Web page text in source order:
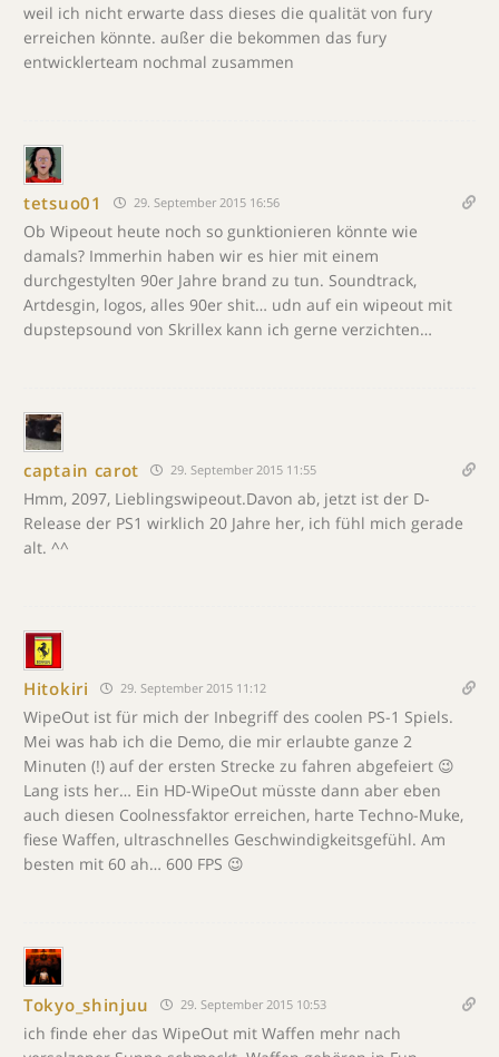
weil ich nicht erwarte dass dieses die qualität von fury
erreichen könnte. außer die bekommen das fury
entwicklerteam nochmal zusammen
tetsuo01 29. September 2015 16:56
Ob Wipeout heute noch so gunktionieren könnte wie
damals? Immerhin haben wir es hier mit einem
durchgestylten 90er Jahre brand zu tun. Soundtrack,
Artdesgin, logos, alles 90er shit… udn auf ein wipeout mit
dupstepsound von Skrillex kann ich gerne verzichten…
captain carot 29. September 2015 11:55
Hmm, 2097, Lieblingswipeout.Davon ab, jetzt ist der D-
Release der PS1 wirklich 20 Jahre her, ich fühl mich gerade
alt. ^^
Hitokiri 29. September 2015 11:12
WipeOut ist für mich der Inbegriff des coolen PS-1 Spiels.
Mei was hab ich die Demo, die mir erlaubte ganze 2
Minuten (!) auf der ersten Strecke zu fahren abgefeiert 😉
Lang ists her… Ein HD-WipeOut müsste dann aber eben
auch diesen Coolnessfaktor erreichen, harte Techno-Muke,
fiese Waffen, ultraschnelles Geschwindigkeitsgefühl. Am
besten mit 60 ah… 600 FPS 😉
Tokyo_shinjuu 29. September 2015 10:53
ich finde eher das WipeOut mit Waffen mehr nach